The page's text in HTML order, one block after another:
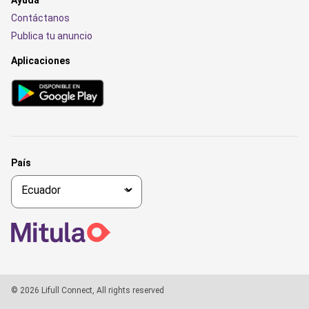
Contáctanos
Publica tu anuncio
Aplicaciones
País
© 2026 Lifull Connect, All rights reserved